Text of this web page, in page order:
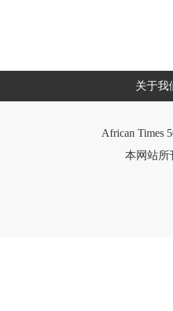
关于我
African Times
本网站所